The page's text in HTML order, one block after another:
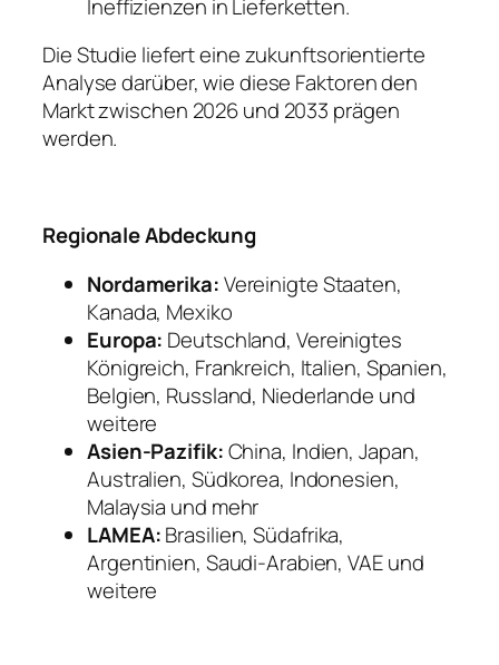
Ineffizienzen in Lieferketten.
Die Studie liefert eine zukunftsorientierte
Analyse darüber, wie diese Faktoren den
Markt zwischen 2026 und 2033 prägen
werden.
Regionale Abdeckung
Nordamerika:Vereinigte Staaten,
Kanada, Mexiko
Europa: Deutschland, Vereinigtes
Königreich, Frankreich, Italien, Spanien,
Belgien, Russland, Niederlande und
weitere
Asien-Pazifik:China, Indien, Japan,
Australien, Südkorea, Indonesien,
Malaysia und mehr
LAMEA:Brasilien, Südafrika,
Argentinien, Saudi-Arabien, VAE und
weitere